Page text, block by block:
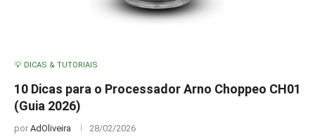
💡 DICAS & TUTORIAIS
10 Dicas para o Processador Arno Choppeo CH01
(Guia 2026)
por AdOliveira 28/02/2026